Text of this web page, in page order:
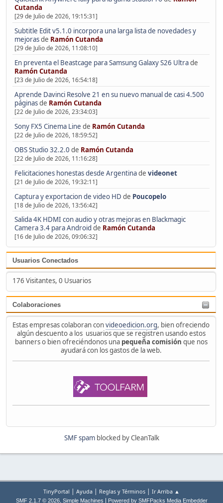
Cutanda
[29 de Julio de 2026, 19:15:31]
Subtitle Edit v5.1.0 incorpora una larga lista de novedades y
mejorasde Ramón Cutanda
[29 de Julio de 2026, 11:08:10]
En preventa el Beastcage para Samsung Galaxy S26 Ultrade
Ramón Cutanda
[23 de Julio de 2026, 16:54:18]
Aprende Davinci Resolve 21 en su nuevo manual de casi 4.500
páginasde Ramón Cutanda
[22 de Julio de 2026, 23:34:03]
Sony FX5 Cinema Line de Ramón Cutanda
[22 de Julio de 2026, 18:59:52]
OBS Studio 32.2.0 de Ramón Cutanda
[22 de Julio de 2026, 11:16:28]
Felicitaciones honestas desde Argentinade videonet
[21 de Julio de 2026, 19:32:11]
Captura y exportacion de video HD de Poucopelo
[18 de Julio de 2026, 13:56:42]
Salida 4K HDMI con audio y otras mejoras en Blackmagic
Camera 3.4 para Android de Ramón Cutanda
[16 de Julio de 2026, 09:06:32]
Usuarios Conectados
176 Visitantes, 0 Usuarios
Colaboraciones
Estas empresas colaboran convideoedicion.org, bien ofreciendo
algún descuento a los usuarios que se registren usando estos
banners o bien ofreciéndonos una pequeña comisión que nos
ayudará con los gastos de la web.
SMF spamblocked by CleanTalk
TinyPortal | Ayuda | Reglas y Términos | Ir Arriba ▲
SMF 2.1.7 © 2026, Simple Machines Powered by SMFPacks Media Embedder